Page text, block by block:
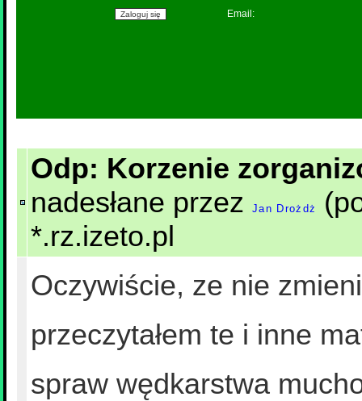
Email:
Odp: Korzenie
nadesłane przez
Jan Drożdż
*.rz.izeto.pl
Oczywiście, ze nie
przeczytałem te i inne
spraw wędkarstwa